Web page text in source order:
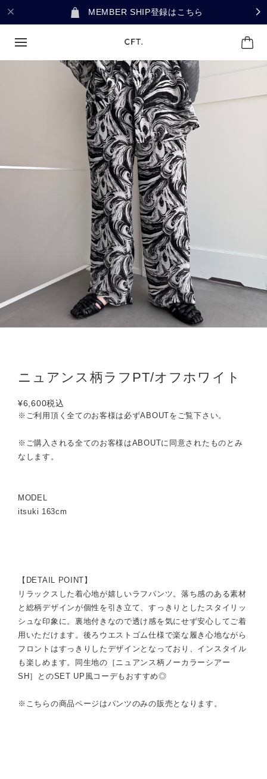
MEMBER SHIP登録はこちら
ニュアンス柄ラフPT/オフホワイト
¥6,600税込
※ご利用頂く全てのお客様は必ずABOUTをご覧下さい。
※ご購入される全てのお客様はABOUTに同意されたものとみ
なします。
MODEL
itsuki 163cm
【DETAIL POINT】
リラックスした着心地が嬉しいラフパンツ。落ち感のある素材
と総柄デザインが個性を引き立て、すっきりとしたスタイリッ
シュな印象に。裏地付きなので透け感を気にせず安心してご着
用いただけます。後ろウエストゴム仕様で楽な履き心地ながら
フロントはすっきりしたデザインとなっており、インスタイル
も楽しめます。同生地の［ニュアンス柄ノーカラーシアー
SH］とのSET UP風コーデもおすすめ◎
※こちらの商品ページはパンツのみの販売となります。